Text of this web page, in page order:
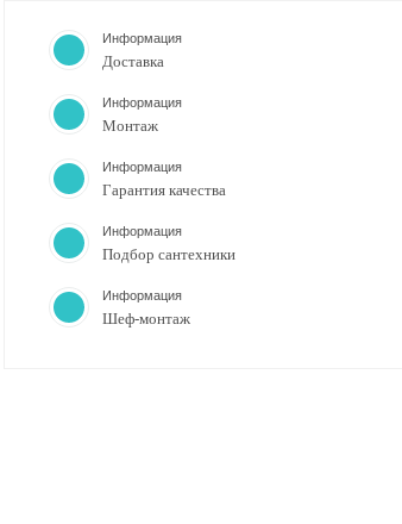
Информация
Доставка
Информация
Монтаж
Информация
Гарантия качества
Информация
Подбор сантехники
Информация
Шеф-монтаж